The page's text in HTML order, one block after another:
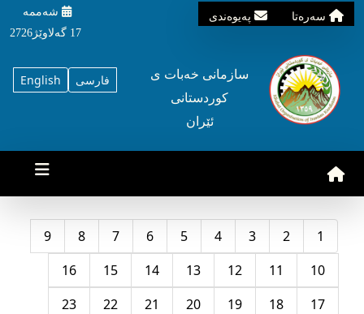
سه‌ره‌تا په‌یوه‌ندی
شه‌ممه‌
17 گه‌لاوێژ2726
English فارسی
سازمانی خه‌بات ی
کوردستانی
ئێران
1
2
3
4
5
6
7
8
9
10
11
12
13
14
15
16
17
18
19
20
21
22
23